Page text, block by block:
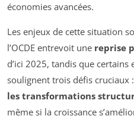
économies avancées.
Les enjeux de cette situation
l’OCDE entrevoit une reprise
d’ici 2025, tandis que certains
soulignent trois défis cruciaux :
les transformations
même si la croissance